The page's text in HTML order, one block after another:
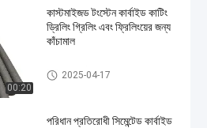
00:20
কাস্টমাইজড টংস্টেন কার্বাইড কাটিং
ড্রিলিং গ্রিলিং এবং ফ্রিলিংয়ের জন্য
কাঁচামাল
সিমেন্টেড কার্বাইড রড
2025-04-17
পরিধান প্রতিরোধী সিমেন্টেড কার্বাইড